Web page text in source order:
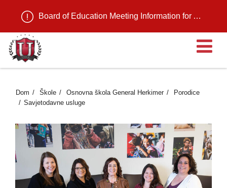
Board of Education Meeting Information for August 11, 2026
Dom Škole Osnovna škola General Herkimer
Porodice
Savjetodavne usluge